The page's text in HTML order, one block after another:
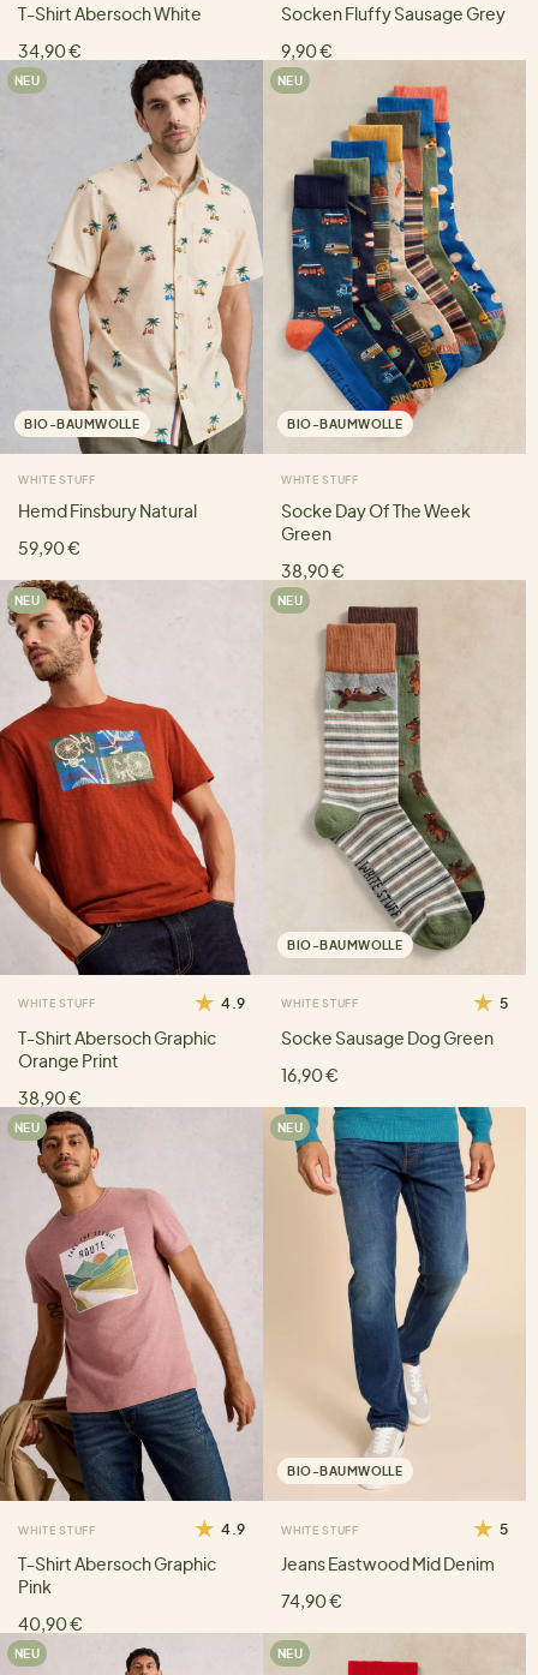
T-Shirt Abersoch White
34,90 €
Socken Fluffy Sausage Grey
9,90 €
NEU
BIO-BAUMWOLLE
WHITE STUFF
Hemd Finsbury Natural
59,90 €
NEU
BIO-BAUMWOLLE
WHITE STUFF
Socke Day Of The Week
Green
38,90 €
NEU
WHITE STUFF 4.9
T-Shirt Abersoch Graphic
Orange Print
38,90 €
NEU
BIO-BAUMWOLLE
WHITE STUFF 5
Socke Sausage Dog Green
16,90 €
NEU
WHITE STUFF 4.9
T-Shirt Abersoch Graphic
Pink
40,90 €
NEU
BIO-BAUMWOLLE
WHITE STUFF 5
Jeans Eastwood Mid Denim
74,90 €
NEU NEU